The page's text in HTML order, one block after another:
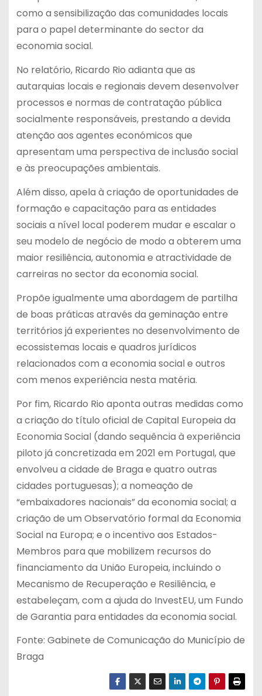
como a sensibilização das comunidades locais
para o papel determinante do sector da
economia social.
No relatório, Ricardo Rio adianta que as
autarquias locais e regionais devem desenvolver
processos e normas de contratação pública
socialmente responsáveis, prestando a devida
atenção aos agentes económicos que
apresentam uma perspectiva de inclusão social
e às preocupações ambientais.
Além disso, apela à criação de oportunidades de
formação e capacitação para as entidades
sociais a nível local poderem mudar e escalar o
seu modelo de negócio de modo a obterem uma
maior resiliência, autonomia e atractividade de
carreiras no sector da economia social.
Propõe igualmente uma abordagem de partilha
de boas práticas através da geminação entre
territórios já experientes no desenvolvimento de
ecossistemas locais e quadros jurídicos
relacionados com a economia social e outros
com menos experiência nesta matéria.
Por fim, Ricardo Rio aponta outras medidas como
a criação do título oficial de Capital Europeia da
Economia Social (dando sequência à experiência
piloto já concretizada em 2021 em Portugal, que
envolveu a cidade de Braga e quatro outras
cidades portuguesas); a nomeação de
“embaixadores nacionais” da economia social; a
criação de um Observatório formal da Economia
Social na Europa; e o incentivo aos Estados-
Membros para que mobilizem recursos do
financiamento da União Europeia, incluindo o
Mecanismo de Recuperação e Resiliência, e
estabeleçam, com a ajuda do InvestEU, um Fundo
de Garantia para entidades da economia social.
Fonte: Gabinete de Comunicação do Município de
Braga